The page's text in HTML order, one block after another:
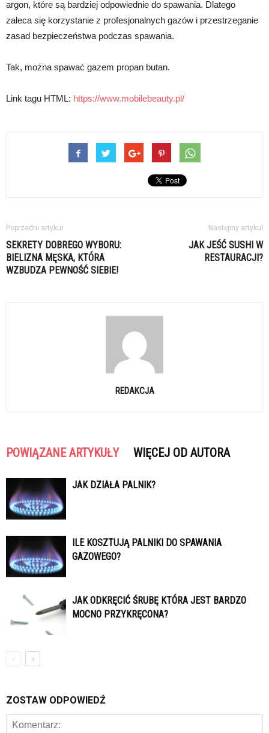
argon, które są bardziej odpowiednie do spawania. Dlatego
zaleca się korzystanie z profesjonalnych gazów i przestrzeganie
zasad bezpieczeństwa podczas spawania.
Tak, można spawać gazem propan butan.
Link tagu HTML: https://www.mobilebeauty.pl/
Poprzedni artykuł
SEKRETY DOBREGO WYBORU:
BIELIZNA MĘSKA, KTÓRA
WZBUDZA PEWNOŚĆ SIEBIE!
Następny artykuł
JAK JEŚĆ SUSHI W
RESTAURACJI?
REDAKCJA
POWIĄZANE ARTYKUŁY WIĘCEJ OD AUTORA
JAK DZIAŁA PALNIK?
ILE KOSZTUJĄ PALNIKI DO SPAWANIA
GAZOWEGO?
JAK ODKRĘCIĆ ŚRUBĘ KTÓRA JEST BARDZO
MOCNO PRZYKRĘCONA?
ZOSTAW ODPOWIEDŹ